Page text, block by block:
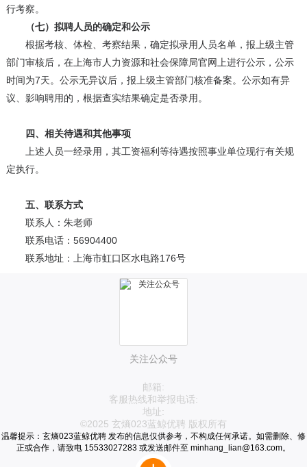
行考察。
（七）拟聘人员的确定和公示
根据考核、体检、考察结果，确定拟录用人员名单，报上级主管
部门审核后，在上海市人力资源和社会保障局官网上进行公示，公示
时间为7天。公示无异议后，报上级主管部门核准备案。公示如有异
议、影响聘用的，根据查实结果确定是否录用。
四、相关待遇和其他事项
上述人员一经录用，其工资福利等待遇按照事业单位现行有关规
定执行。
五、联系方式
联系人：朱老师
联系电话：56904400
联系地址：上海市虹口区水电路176号
关注公众号
邮箱:
客服热线和举报电话:
地址:
©2025 玄熵023蓝鲸优聘 版权所有
温馨提示：玄熵023蓝鲸优聘 发布的信息仅供参考，不构成任何承诺。如需删除、修
正或合作，请致电 15533027283 或发送邮件至 minhang_lian@163.com。